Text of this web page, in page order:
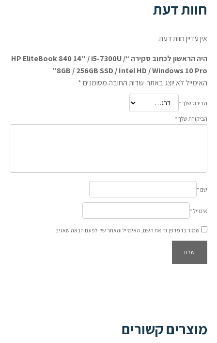
חוות דעת
אין עדיין חוות דעת.
היה הראשון לכתוב סקירה “HP EliteBook 840 14” / i5-7300U /
8GB / 256GB SSD / Intel HD / Windows 10 Pro”
האימייל לא יוצג באתר. שדות החובה מסומנים*
הדירוג שלך *
הביקורת שלך *
שם *
אימייל *
שמור בדפדפן זה את השם, האימייל והאתר שלי לפעם הבאה שאגיב.
מוצרים קשורים